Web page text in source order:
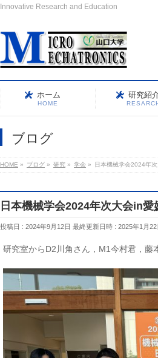
Innovative Research and Education
ホーム
HOME
研究紹
ブログ
HOME » ブログ » 研究 » 学会 » 日本機械学会2024年
日本機械学会2024年次大会in愛
投稿日 : 2024年9月12日 最終更新日時 : 2025年1月22
研究室からD2川角さん，M1今村君，藤